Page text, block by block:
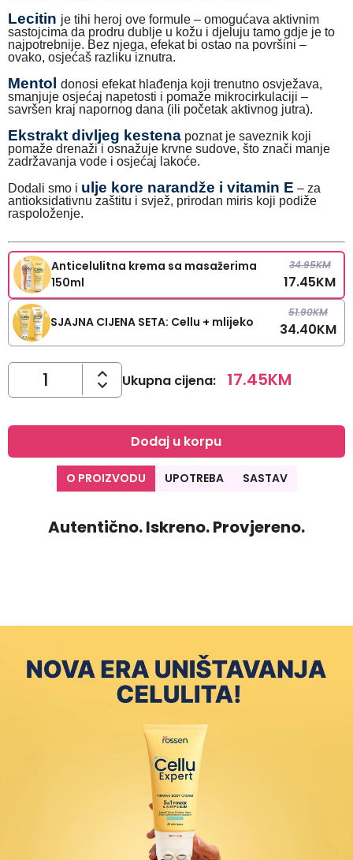
Lecitin je tihi heroj ove formule – omogućava aktivnim
sastojcima da prodru dublje u kožu i djeluju tamo gdje je to
najpotrebnije. Bez njega, efekat bi ostao na površini –
ovako, osjećaš razliku iznutra.
Mentol donosi efekat hlađenja koji trenutno osvježava,
smanjuje osjećaj napetosti i pomaže mikrocirkulaciji –
savršen kraj napornog dana (ili početak aktivnog jutra).
Ekstrakt divljeg kestena poznat je saveznik koji
pomaže drenaži i osnažuje krvne sudove, što znači manje
zadržavanja vode i osjećaj lakoće.
Dodali smo i ulje kore narandže i vitamin E – za
antioksidativnu zaštitu i svjež, prirodan miris koji podiže
raspoloženje.
Anticelulitna krema sa masažerima
150ml
34.95KM
17.45KM
SJAJNA CIJENA SETA: Cellu + mlijeko
51.90KM
34.40KM
Ukupna cijena: 17.45KM
Dodaj u korpu
O PROIZVODU UPOTREBA SASTAV
Autentično. Iskreno. Provjereno.